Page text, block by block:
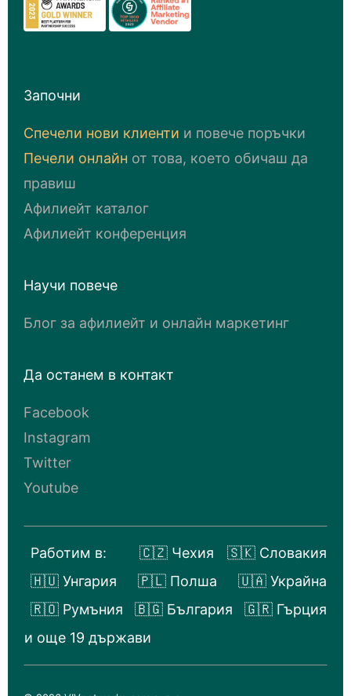
Започни
Спечели нови клиенти и повече поръчки
Печели онлайн от това, което обичаш да
правиш
Афилиейт каталог
Афилиейт конференция
Научи повече
Блог за афилиейт и онлайн маркетинг
Да останем в контакт
Facebook
Instagram
Twitter
Youtube
Работим в: 🇨🇿 Чехия
🇸🇰 Словакия
🇭🇺 Унгария
🇵🇱 Полша
🇺🇦 Украйна
🇷🇴 Румъния
🇧🇬 България
🇬🇷 Гърция
и още 19 държави